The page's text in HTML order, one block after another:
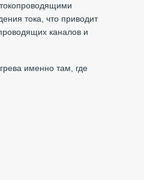
тока, что приводит
каналов и
именно там, где